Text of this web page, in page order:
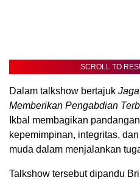
SCROLL TO
Dalam talkshow bertajuk
Memberikan Pengabdian
Ikbal membagikan
kepemimpinan, integritas,
muda dalam menjalankan
Talkshow tersebut dipandu